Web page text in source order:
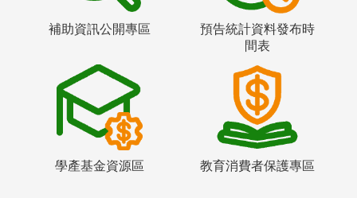
補助資訊公開專區
預告統計資料發布時
間表
學產基金資源區 教育消費者保護專區